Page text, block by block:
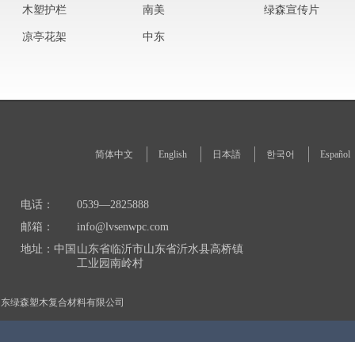
绿森塑木复合材料有限公司
简体中文 English 日本語 한국어 Español
电话：
0539—2825888
邮箱：
info@lvsenwpc.com
地址：中国 山东省临沂市山东省沂水县高桥镇
工业园南岭村
绿森宣传片
南美
中东
木塑护栏
凉亭花架